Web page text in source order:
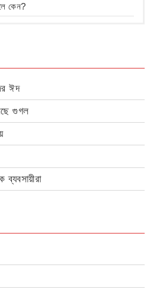
কেন?
ঈদ
গুগল
ব্যবসায়ীরা